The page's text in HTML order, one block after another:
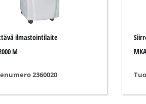
Oksasilppurit
Pintaharjat
Laattapuhdistimet
Lehti-imurit
ilmastointilaite
M
2360020